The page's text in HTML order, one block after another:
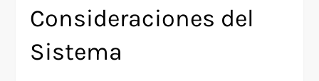
Consideraciones del
Sistema